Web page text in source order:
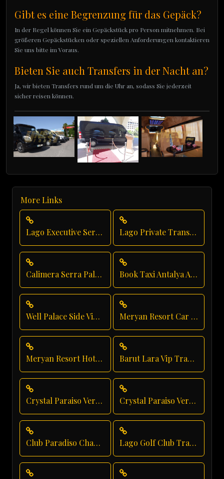
Gibt es eine Begrenzung für das Gepäck?
In der Regel können Sie ein Gepäckstück pro Person mitnehmen. Bei
größeren Gepäckstücken oder speziellen Anforderungen kontaktieren
Sie uns bitte im Voraus.
Bieten Sie auch Transfers in der Nacht an?
Ja, wir bieten Transfers rund um die Uhr an, sodass Sie jederzeit
sicher reisen können.
More Links
Lago Executive Service Lago Private Transfer
Calimera Serra Palace Hotel Transfer Book Taxi Antalya Airport
Well Palace Side Vip Transfer Meryan Resort Car Service
Meryan Resort Hotel Transfer Barut Lara Vip Transfer
Crystal Paraiso Verde Family Transfer Crystal Paraiso Verde Shuttle Service
Club Paradiso Chauffeur Service Lago Golf Club Transfer